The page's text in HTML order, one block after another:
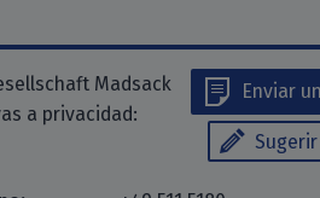
Enviar
Madsack
a privacidad: